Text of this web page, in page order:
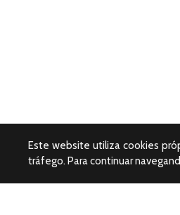
Este website utiliza cookies
tráfego. Para continuar